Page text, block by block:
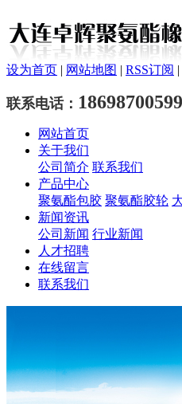
设为首页 | 网站地图 | RSS订阅 |
联系电话： 18698700599
网站首页
关于我们
公司简介 联系我们
产品中心
聚氨酯包胶 聚氨酯胶轮
新闻资讯
公司新闻 行业新闻
人才招聘
在线留言
联系我们